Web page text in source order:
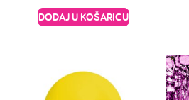
DODAJ U KOŠARICU